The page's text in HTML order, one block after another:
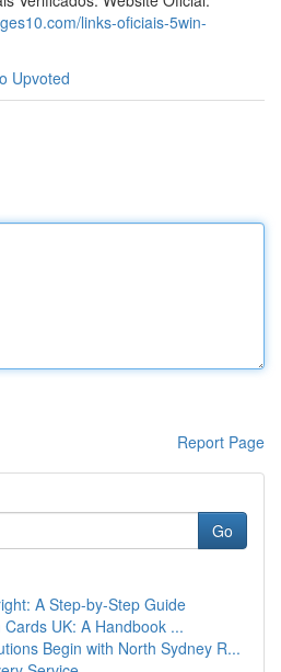
links-oficiais-5win-
Upvoted
Report Page
Go
A Step-by-Step Guide
UK: A Handbook ...
Begin with North Sydney R...